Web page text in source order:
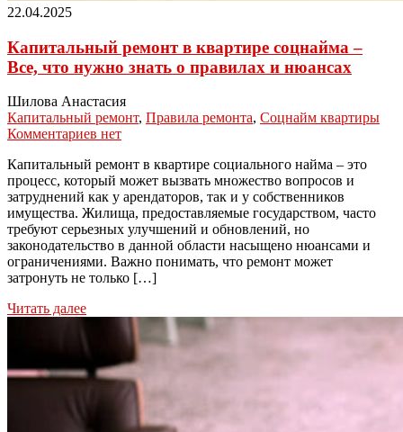
22.04.2025
Капитальный ремонт в квартире соцнайма –
Все, что нужно знать о правилах и нюансах
Шилова Анастасия
Капитальный ремонт, Правила ремонта, Соцнайм квартиры
Комментариев нет
Капитальный ремонт в квартире социального найма – это
процесс, который может вызвать множество вопросов и
затруднений как у арендаторов, так и у собственников
имущества. Жилища, предоставляемые государством, часто
требуют серьезных улучшений и обновлений, но
законодательство в данной области насыщено нюансами и
ограничениями. Важно понимать, что ремонт может
затронуть не только […]
Читать далее